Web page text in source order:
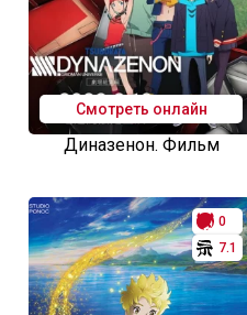
Смотреть онлайн
Диназенон. Фильм
0
7.1